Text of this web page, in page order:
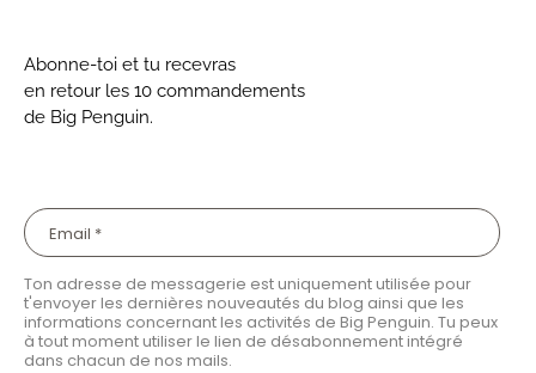
Abonne-toi et tu recevras
en retour les 10 commandements
de Big Penguin.
Ton adresse de messagerie est uniquement utilisée pour
t'envoyer les dernières nouveautés du blog ainsi que les
informations concernant les activités de Big Penguin. Tu peux
à tout moment utiliser le lien de désabonnement intégré
dans chacun de nos mails.